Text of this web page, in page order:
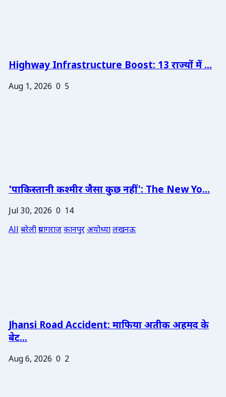
Highway Infrastructure Boost: 13 राज्यों में ...
Aug 1, 2026 0 5
'पाकिस्तानी कश्मीर जैसा कुछ नहीं': The New Yo...
Jul 30, 2026 0 14
Allबरेलीप्रयागराजकानपुरअयोध्यालखनऊ
Jhansi Road Accident: माफिया अतीक अहमद के
बेट...
Aug 6, 2026 0 2